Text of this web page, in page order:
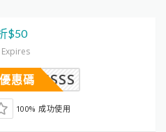
$50
IENDSSSS
惠碼
100% 成功使用